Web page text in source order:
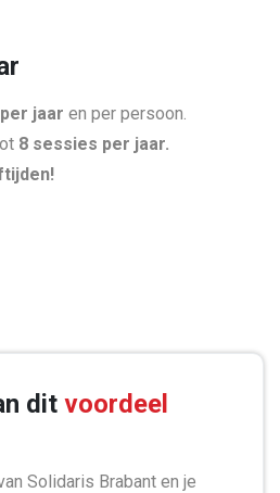
jaar en per persoon.
8 sessies per jaar.
dit voordeel
Solidaris Brabant en je